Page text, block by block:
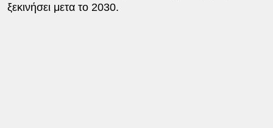
ξεκινήσει μετα το 2030.